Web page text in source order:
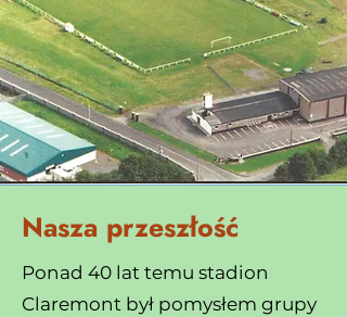
Nasza przeszłość
Ponad 40 lat temu stadion
Claremont był pomysłem grupy